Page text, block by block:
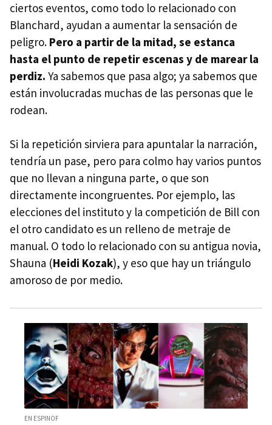
ciertos eventos, como todo lo relacionado con
Blanchard, ayudan a aumentar la sensación de
peligro. Pero a partir de la mitad, se estanca
hasta el punto de repetir escenas y de marear la
perdiz. Ya sabemos que pasa algo; ya sabemos que
están involucradas muchas de las personas que le
rodean.
Si la repetición sirviera para apuntalar la narración,
tendría un pase, pero para colmo hay varios puntos
que no llevan a ninguna parte, o que son
directamente incongruentes. Por ejemplo, las
elecciones del instituto y la competición de Bill con
el otro candidato es un relleno de metraje de
manual. O todo lo relacionado con su antigua novia,
Shauna (Heidi Kozak), y eso que hay un triángulo
amoroso de por medio.
EN ESPINOF